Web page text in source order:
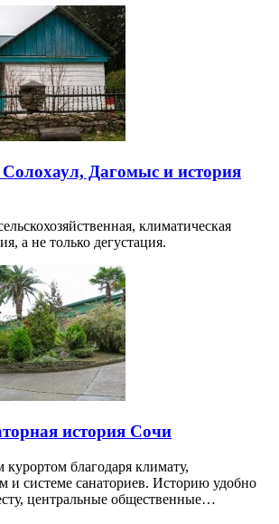
Дагомыс и история
климатическая
а не только дегустация.
история Сочи
благодаря климату,
и системе санаториев. Историю удобно
центральные общественные…